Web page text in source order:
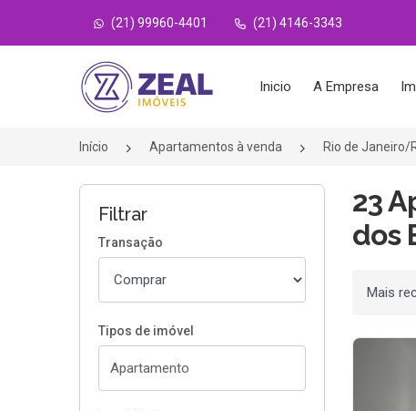
(21) 99960-4401 (21) 4146-3343
Página inicial
Inicio A Empresa
Início Apartamentos à venda Rio de Janeiro/
Filtrar
Transação
Tipos de imóvel
23
dos
Ordenar